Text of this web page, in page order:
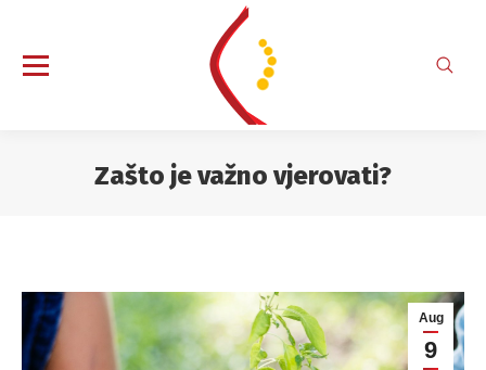
Zašto je važno vjerovati?
Aug
9